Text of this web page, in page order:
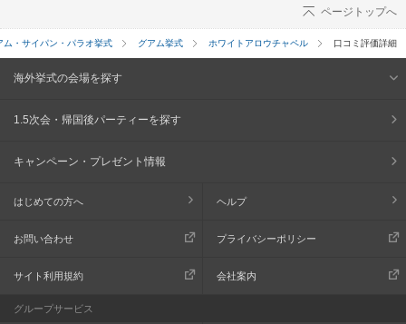
ページトップへ
ム・サイパン・パラオ挙式 グアム挙式 ホワイトアロウチャペル 口コミ評価詳細
海外挙式の会場を探す
1.5次会・帰国後パーティーを探す
キャンペーン・プレゼント情報
はじめての方へ ヘルプ
お問い合わせ プライバシーポリシー
サイト利用規約 会社案内
グループサービス